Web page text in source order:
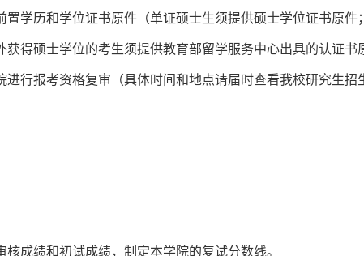
学历和学位证书原件（单证硕士生须提供硕士学位证书原件
得硕士学位的考生须提供教育部留学服务中心出具的认证书
行报考资格复审（具体时间和地点请届时查看我校研究生招
成绩和初试成绩，制定本学院的复试分数线。